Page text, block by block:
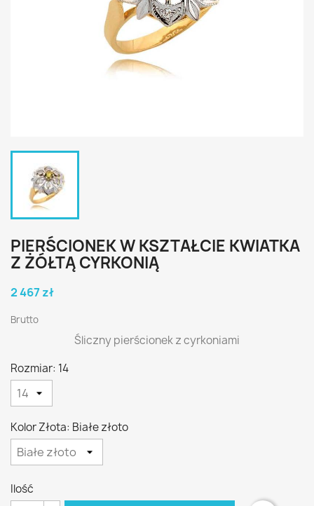
PIERŚCIONEK W KSZTAŁCIE KWIATKA
Z ŻÓŁTĄ CYRKONIĄ
2 467 zł
Brutto
Śliczny pierścionek z cyrkoniami
Rozmiar: 14
Kolor Złota: Białe złoto
Ilość